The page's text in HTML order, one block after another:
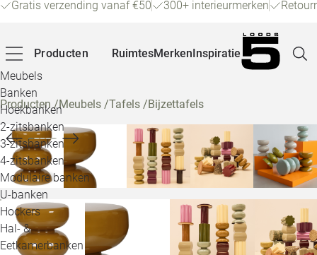
Gratis verzending vanaf €50 300+ interieurmerken
Producten
Meubels
Banken
Hoekbanken
2-zitsbanken
3-zitsbanken
4-zitsbanken
Modulaire banken
U-banken
Hockers
Hal- &
Eetkamerbanken
RuimtesMerkenInspiratie
Producten/Meubels /Tafels /Bijzettafels